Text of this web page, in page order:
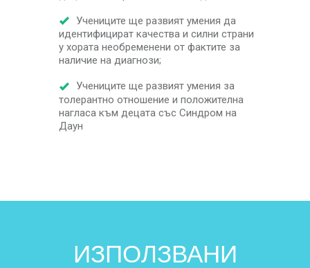
Учениците ще развият умения да
идентифицират качества и силни страни
у хората необременени от фактите за
наличие на диагнози;
Учениците ще развият умения за
толерантно отношение и положителна
нагласа към децата със Синдром на
Даун
ИЗПОЛЗВАНИ